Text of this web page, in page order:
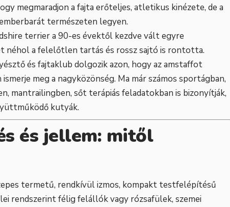
megmaradjon a fajta erőteljes, atletikus kinézete, de a
természeten legyen.
terrier a 90-es évektől kezdve vált egyre
néhol a felelőtlen tartás és rossz sajtó is rontotta.
és fajtaklub dolgozik azon, hogy az amstaffot
meg a nagyközönség. Ma már számos sportágban,
mantrailingben, sőt terápiás feladatokban is bizonyítják,
kutyák.
és jellem: mitől
termetű, rendkívül izmos, kompakt testfelépítésű
rendszerint félig felállók vagy rózsafülek, szemei